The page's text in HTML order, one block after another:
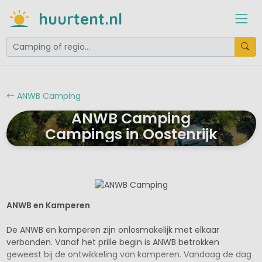
huurtent.nl
ANWB Camping
ANWB Camping
Campings in Oostenrijk
ANWB en Kamperen
De ANWB en kamperen zijn onlosmakelijk met elkaar
verbonden. Vanaf het prille begin is ANWB betrokken
geweest bij de ontwikkeling van kamperen. Vandaag de dag